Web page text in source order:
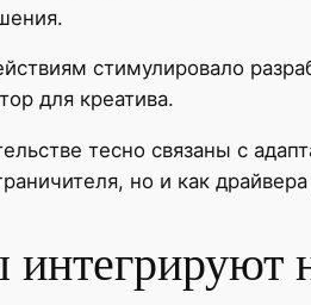
стимулировало
для креатива.
тесно связаны с
но и как драйвера
интегрируют